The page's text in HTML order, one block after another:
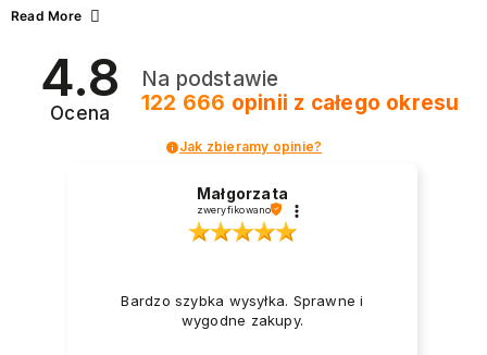
zarówno energetycznych odcieni inspirowanych wakacjami, jak
2026? Znajdź inspirację dla swojego manicure!
Read More
4.8
Ocena
Na podstawie
122 666 opinii z całego okresu
Jak zbieramy opinie?
Małgorzata
zweryfikowano
Bardzo szybka wysyłka. Sprawne i
wygodne zakupy.